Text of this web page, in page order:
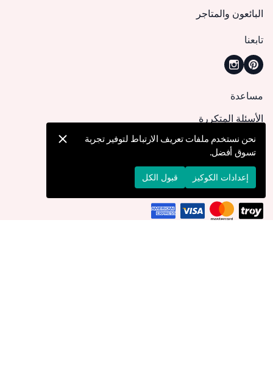
البائعون والمتاجر
تابعنا
مساعدة
الأسئلة المتكررة
كيف يمكنني تقديم طلب؟
الشحن والتوصيل
الإرجاع والإلغاء
نحن نستخدم ملفات تعريف الارتباط لتوفير تجربة
تسوق أفضل.
إعدادات الكوكيز قبول الكل